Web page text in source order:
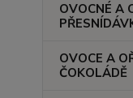
OVOCNÉ A
OVOCE A
ČOKOLÁDĚ